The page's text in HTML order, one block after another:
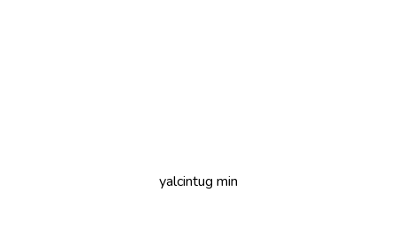
yalcintug min